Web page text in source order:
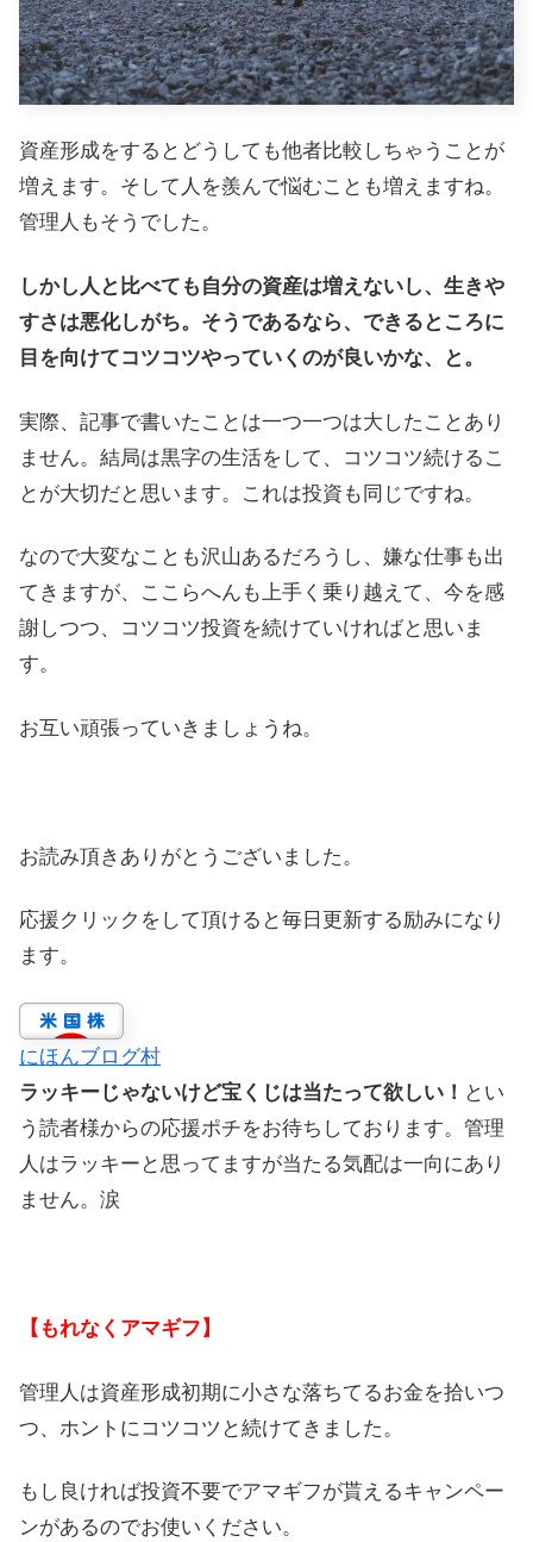
資産形成をするとどうしても他者比較しちゃうことが
増えます。そして人を羨んで悩むことも増えますね。
管理人もそうでした。
しかし人と比べても自分の資産は増えないし、生きや
すさは悪化しがち。そうであるなら、できるところに
目を向けてコツコツやっていくのが良いかな、と。
実際、記事で書いたことは一つ一つは大したことあり
ません。結局は黒字の生活をして、コツコツ続けるこ
とが大切だと思います。これは投資も同じですね。
なので大変なことも沢山あるだろうし、嫌な仕事も出
てきますが、ここらへんも上手く乗り越えて、今を感
謝しつつ、コツコツ投資を続けていければと思いま
す。
お互い頑張っていきましょうね。
お読み頂きありがとうございました。
応援クリックをして頂けると毎日更新する励みになり
ます。
にほんブログ村
ラッキーじゃないけど宝くじは当たって欲しい！ とい
う読者様からの応援ポチをお待ちしております。管理
人はラッキーと思ってますが当たる気配は一向にあり
ません。涙
【もれなくアマギフ】
管理人は資産形成初期に小さな落ちてるお金を拾いつ
つ、ホントにコツコツと続けてきました。
もし良ければ投資不要でアマギフが貰えるキャンペー
ンがあるのでお使いください。